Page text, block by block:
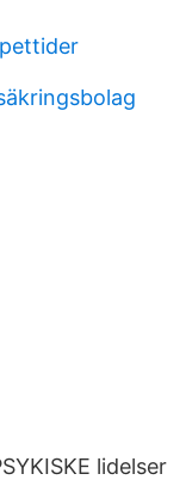
lidelser